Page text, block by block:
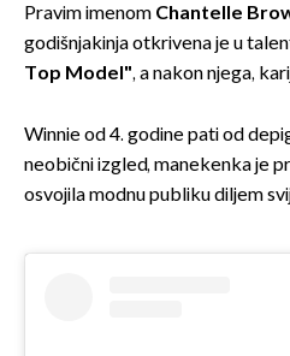
Pravim imenom Chantelle
godišnjakinja otkrivena je u
Top Model", a nakon njega,
Winnie od 4. godine pati od
neobični izgled, manekenka je
osvojila modnu publiku diljem